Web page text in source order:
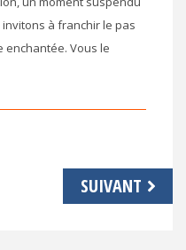
à franchir le pas
Vous le
SUIVANT